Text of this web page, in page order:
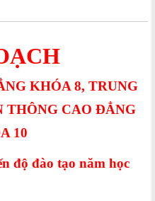
KHÓA 8, TRUNG
THÔNG CAO ĐẲNG
10
độ đào tạo năm học